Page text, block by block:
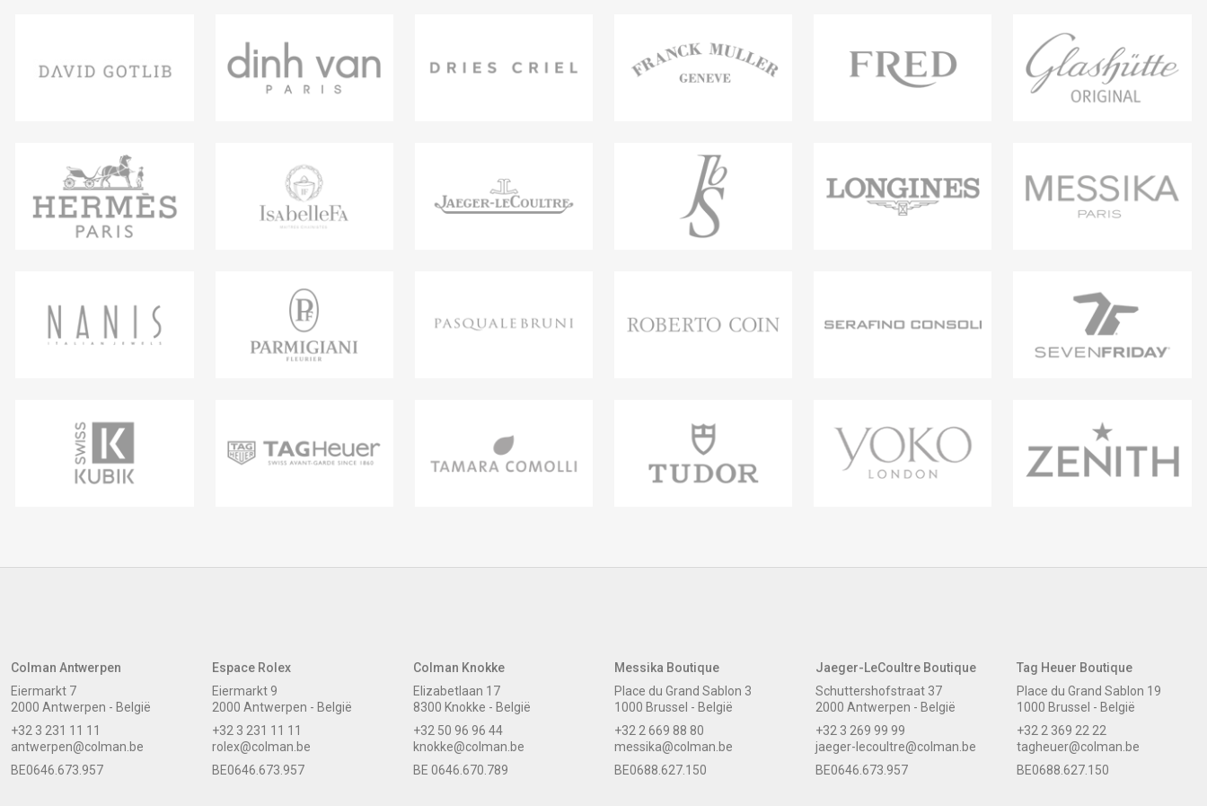
Colman Antwerpen
Eiermarkt 7
2000 Antwerpen - België
+32 3 231 11 11
antwerpen@colman.be
BE0646.673.957
Espace Rolex
Eiermarkt 9
2000 Antwerpen - België
+32 3 231 11 11
rolex@colman.be
BE0646.673.957
Colman Knokke
Elizabetlaan 17
8300 Knokke - België
+32 50 96 96 44
knokke@colman.be
BE 0646.670.789
Messika Boutique
Place du Grand Sablon 3
1000 Brussel - België
+32 2 669 88 80
messika@colman.be
BE0688.627.150
Jaeger-LeCoultre Boutique
Schuttershofstraat 37
2000 Antwerpen - België
+32 3 269 99 99
jaeger-lecoultre@colman.be
BE0646.673.957
Tag Heuer Boutique
Place du Grand Sablon 19
1000 Brussel - België
+32 2 369 22 22
tagheuer@colman.be
BE0688.627.150